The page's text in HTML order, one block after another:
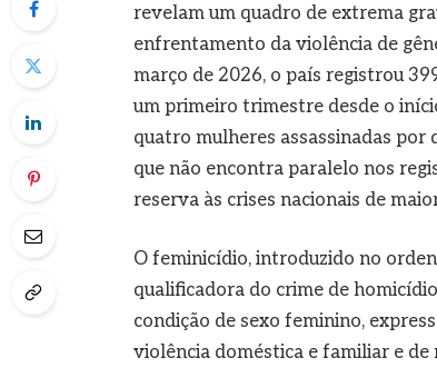
revelam um quadro de extrema
enfrentamento da violência de
março de 2026, o país registrou
um primeiro trimestre desde o
quatro mulheres assassinadas por
que não encontra paralelo nos
reserva às crises nacionais de
O feminicídio, introduzido no
qualificadora do crime de
condição de sexo feminino,
violência doméstica e familiar e de